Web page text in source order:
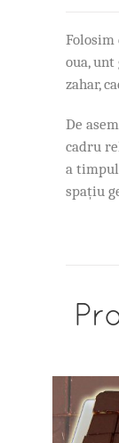
oua, unt
zahar,
De
cadru
a
spațiu